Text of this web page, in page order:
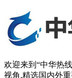
欢迎来到“中华热
视角,精选国内外